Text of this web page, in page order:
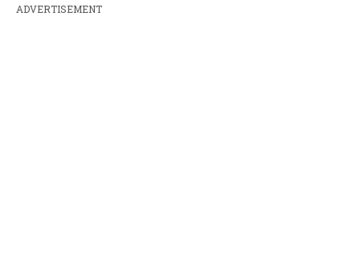
ADVERTISEMENT